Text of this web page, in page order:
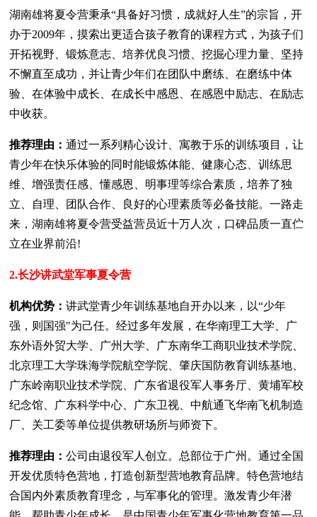
湖南雄将夏令营秉承“具备好习惯，成就好人生”的宗旨，开
办于2009年，摸索出更适合孩子教育的课程方式，为孩子们
开拓视野、锻炼意志、培养优良习惯、挖掘心理力量、坚持
不懈直至成功，并让青少年们在团队中磨练、在磨练中体
验、在体验中成长、在成长中感恩、在感恩中励志、在励志
中收获。
推荐理由：通过一系列精心设计、寓教于乐的训练项目，让
青少年在快乐体验的同时能锻炼体能、健康心态、训练思
维、增强责任感、懂感恩、明事理等综合素质，培养了独
立、自理、团队合作、良好的心理素质等必备技能。一路走
来，湖南雄将夏令营受益营员近十万人次，口碑品质一直伫
立在业界前沿!
2.长沙讲武堂军事夏令营
机构优势：讲武堂青少年训练基地自开办以来，以“少年
强，则国强"为己任。经过多年发展，在华南理工大学、广
东外语外贸大学、广州大学、广东南华工商职业技术学院、
北京理工大学珠海学院航空学院、肇庆国防教育训练基地、
广东岭南职业技术学院、广东省退役军人事务厅、黄埔军校
纪念馆、广东科学中心、广东卫视、中航通飞华南飞机制造
厂、关工委等单位提供教研场所与师资下。
推荐理由：公司由退役军人创立。总部位于广州。通过全国
开发优质特色营地，打造创新型营地教育品牌。特色营地结
合国内外素质教育理念，与军事化的管理。激发青少年潜